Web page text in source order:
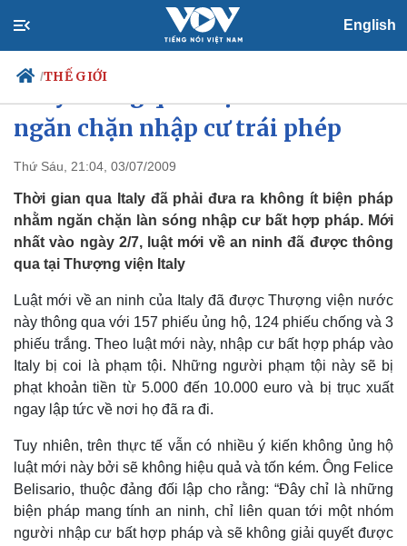
English
/THẾ GIỚI
Chính trị
Đảng
Tổ chức nhân sự
Quốc hội
Nhận diện sự thật
Tin 24h
Dự báo thời tiết
Giáo dục
ngăn chặn nhập cư trái phép
Thứ Sáu, 21:04, 03/07/2009
Thời gian qua Italy đã phải đưa ra không ít biện pháp
nhằm ngăn chặn làn sóng nhập cư bất hợp pháp. Mới
nhất vào ngày 2/7, luật mới về an ninh đã được thông
qua tại Thượng viện Italy
Luật mới về an ninh của Italy đã được Thượng viện nước
này thông qua với 157 phiếu ủng hộ, 124 phiếu chống và 3
phiếu trắng. Theo luật mới này, nhập cư bất hợp pháp vào
Italy bị coi là phạm tội. Những người phạm tội này sẽ bị
phạt khoản tiền từ 5.000 đến 10.000 euro và bị trục xuất
ngay lập tức về nơi họ đã ra đi.
Tuy nhiên, trên thực tế vẫn có nhiều ý kiến không ủng hộ
luật mới này bởi sẽ không hiệu quả và tốn kém. Ông Felice
Belisario, thuộc đảng đối lập cho rằng: “Đây chỉ là những
biện pháp mang tính an ninh, chỉ liên quan tới một nhóm
người nhập cư bất hợp pháp và sẽ không giải quyết được